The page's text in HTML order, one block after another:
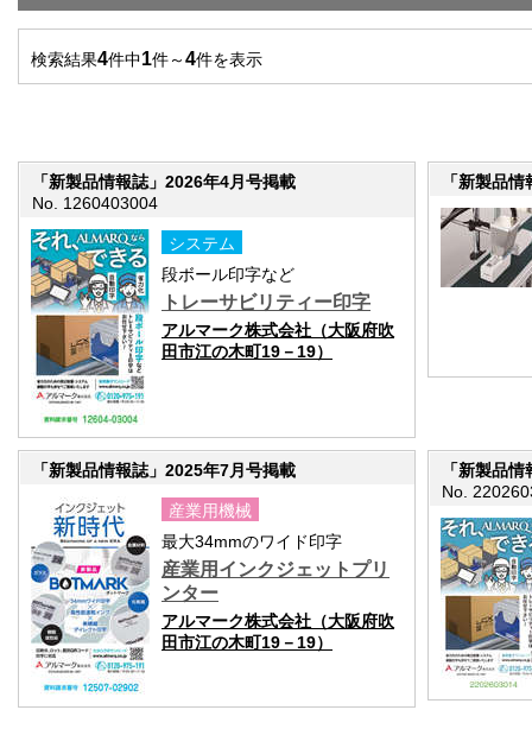
検索結果4件中1件～4件を表示
「新製品情報誌」2026年4月号掲載
No. 1260403004
システム
段ボール印字など
トレーサビリティー印字
アルマーク株式会社（大阪府吹
田市江の木町19－19）
「新製品
「新製品情報誌」2025年7月号掲載
産業用機械
最大34mmのワイド印字
産業用インクジェットプリ
ンター
アルマーク株式会社（大阪府吹
田市江の木町19－19）
「新製品
No.